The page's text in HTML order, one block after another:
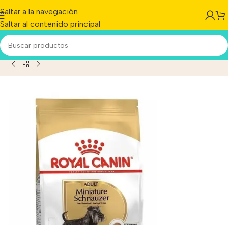
Saltar a la navegación
Saltar al contenido principal
Miniature Schnauzer Perro Adulto De Raza Mini x 3 kg